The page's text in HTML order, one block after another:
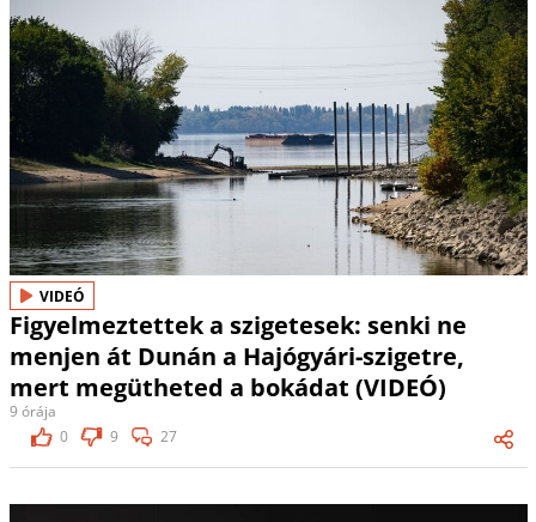
VIDEÓ
Figyelmeztettek a szigetesek: senki ne
menjen át Dunán a Hajógyári-szigetre,
mert megütheted a bokádat (VIDEÓ)
9 órája
0
9 27